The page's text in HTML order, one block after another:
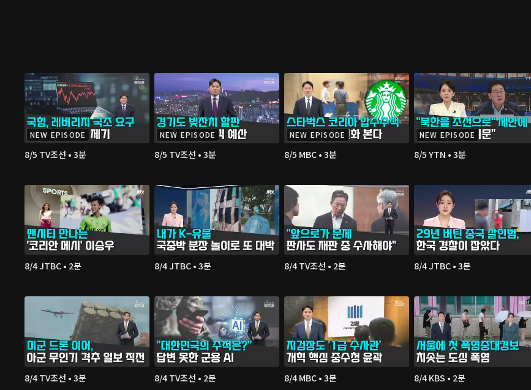
NEW EPISODE
8/5 TV조선 • 3분
NEW EPISODE
8/5 TV조선 • 3분
NEW EPISODE
8/5 MBC • 3분
NEW EPISODE
8/5 YTN • 3분
8/4 JTBC • 2분 8/4 JTBC • 3분 8/4 TV조선 • 2분 8/4 JTBC • 3분
8/4 TV조선 • 3분 8/4 TV조선 • 2분 8/4 MBC • 3분 8/4 KBS • 2분